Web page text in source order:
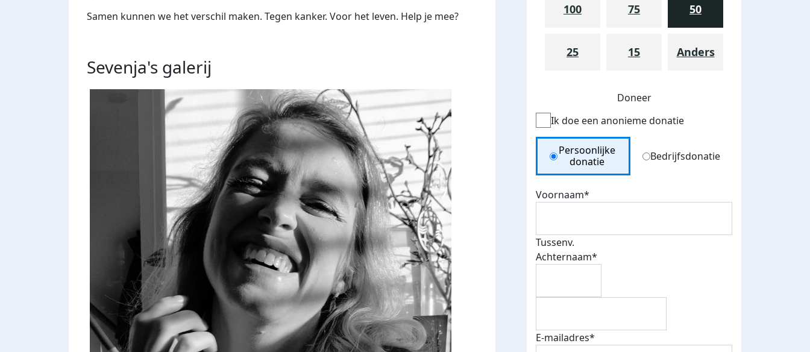
Samen kunnen we het verschil maken. Tegen kanker. Voor het leven. Help je mee?
Sevenja's galerij
100 75 50
25 15 Anders
Doneer
Ik doe een anonieme donatie
Donation Type
Persoonlijke
donatie
Bedrijfsdonatie
Voornaam*
Tussenv.
Achternaam*
E-mailadres*